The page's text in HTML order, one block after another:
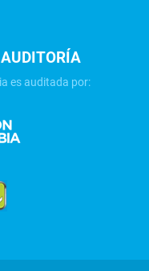
es auditada por: